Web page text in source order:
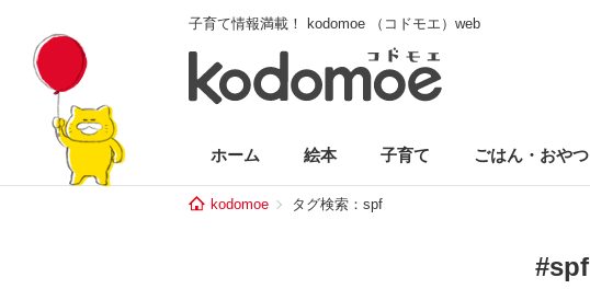
子育て情報満載！ kodomoe （コドモエ）web
ホーム 絵本 子育て ごはん・おやつ
kodomoe タグ検索：spf
#spf